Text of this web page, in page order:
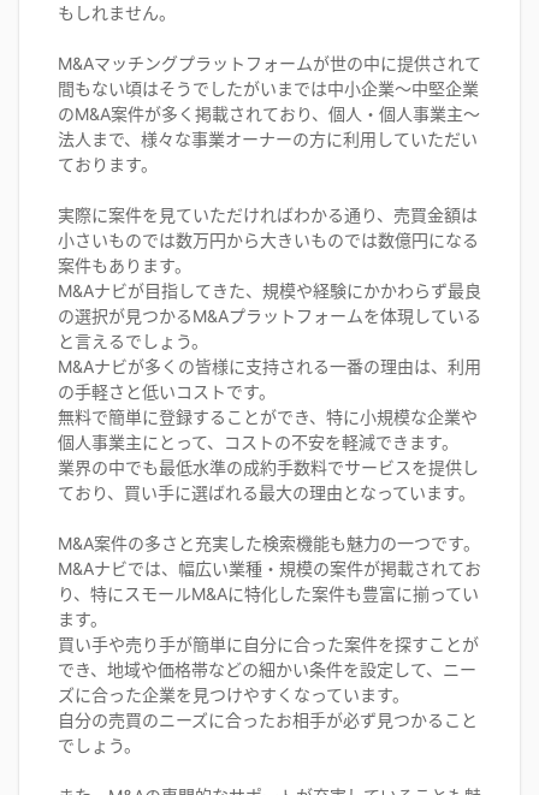
もしれません。
M&Aマッチングプラットフォームが世の中に提供されて
間もない頃はそうでしたがいまでは中小企業〜中堅企業
のM&A案件が多く掲載されており、個人・個人事業主〜
法人まで、様々な事業オーナーの方に利用していただい
ております。
実際に案件を見ていただければわかる通り、売買金額は
小さいものでは数万円から大きいものでは数億円になる
案件もあります。
M&Aナビが目指してきた、規模や経験にかかわらず最良
の選択が見つかるM&Aプラットフォームを体現している
と言えるでしょう。
M&Aナビが多くの皆様に支持される一番の理由は、利用
の手軽さと低いコストです。
無料で簡単に登録することができ、特に小規模な企業や
個人事業主にとって、コストの不安を軽減できます。
業界の中でも最低水準の成約手数料でサービスを提供し
ており、買い手に選ばれる最大の理由となっています。
M&A案件の多さと充実した検索機能も魅力の一つです。
M&Aナビでは、幅広い業種・規模の案件が掲載されてお
り、特にスモールM&Aに特化した案件も豊富に揃ってい
ます。
買い手や売り手が簡単に自分に合った案件を探すことが
でき、地域や価格帯などの細かい条件を設定して、ニー
ズに合った企業を見つけやすくなっています。
自分の売買のニーズに合ったお相手が必ず見つかること
でしょう。